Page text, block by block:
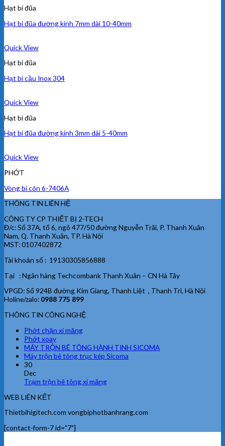
Hạt bi đũa
Hạt bi đũa đường kính 7mm dài 10-40mm
Quick View
Hạt bi đũa
Hạt bi cầu Inox 304
Quick View
Hạt bi đũa
Hạt bi đũa đường kính 3mm dài 5-40mm
Quick View
PHỚT
Vòng bi côn 6-7406A
THÔNG TIN LIÊN HỆ
CÔNG TY CP THIẾT BỊ 2-TECH
Đ/c: Số 37A, tổ 6, ngõ 477/50 đường Nguyễn Trãi, P. Thanh Xuân
Nam, Q. Thanh Xuân, TP. Hà Nội
MST: 0107402872
Tài khoản số : 19130305856888
Tại : Ngân hàng Techcombank Thanh Xuân – CN Hà Tây
VPGD: Số 924B đường Kim Giang, Thanh Liệt , Thanh Trì, Hà Nội
Holine/zalo: 0988 775 899
THÔNG TIN CÔNG NGHỆ
Phớt chặn xi măng
Phớt xoay
MÁY TRỘN BÊ TÔNG HÀNH TINH SICOMA
Máy trộn bê tông trục kép Sicoma
30
Dec
Trạm trộn bê tông xi măng
WEB LIÊN KẾT
Thietbihigitech.com vongbiphotbanhrang.com
[contact-form-7 id="7"]